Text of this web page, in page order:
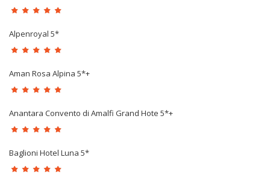
Alpenroyal 5*
Aman Rosa Alpina 5*+
Anantara Convento di Amalfi Grand Hote 5*+
Baglioni Hotel Luna 5*